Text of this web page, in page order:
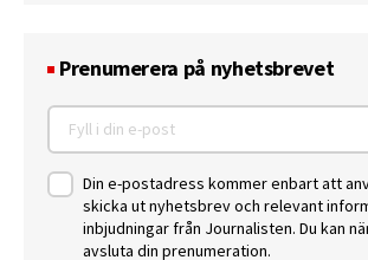
Prenumerera på nyhetsbrevet
Din e-postadress kommer enbart att
skicka ut nyhetsbrev och relevant
inbjudningar från Journalisten. Du kan
avsluta din prenumeration.